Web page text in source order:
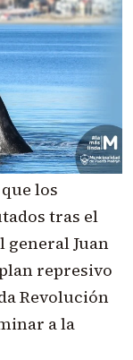
los
tras el
general Juan
represivo
Revolución
a la